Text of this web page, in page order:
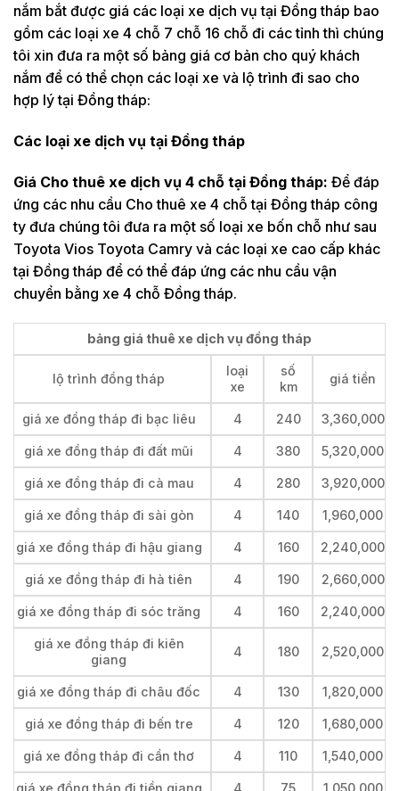
nắm bắt được giá các loại xe dịch vụ tại Đồng tháp bao
gồm các loại xe 4 chỗ 7 chỗ 16 chỗ đi các tỉnh thì chúng
tôi xin đưa ra một số bảng giá cơ bản cho quý khách
nắm để có thể chọn các loại xe và lộ trình đi sao cho
hợp lý tại Đồng tháp:
Các loại xe dịch vụ tại Đồng tháp
Giá Cho thuê xe dịch vụ 4 chỗ tại Đồng tháp: Để đáp
ứng các nhu cầu Cho thuê xe 4 chỗ tại Đồng tháp công
ty đưa chúng tôi đưa ra một số loại xe bốn chỗ như sau
Toyota Vios Toyota Camry và các loại xe cao cấp khác
tại Đồng tháp để có thể đáp ứng các nhu cầu vận
chuyển bằng xe 4 chỗ Đồng tháp.
bảng giá thuê xe dịch vụ đồng tháp
lộ trình đồng tháp
loại
xe
số
km
giá tiền
giá xe đồng tháp đi bạc liêu 4 240 3,360,000
giá xe đồng tháp đi đất mũi 4 380 5,320,000
giá xe đồng tháp đi cà mau 4 280 3,920,000
giá xe đồng tháp đi sài gòn 4 140 1,960,000
giá xe đồng tháp đi hậu giang 4 160 2,240,000
giá xe đồng tháp đi hà tiên 4 190 2,660,000
giá xe đồng tháp đi sóc trăng 4 160 2,240,000
giá xe đồng tháp đi kiên
giang
4 180 2,520,000
giá xe đồng tháp đi châu đốc 4 130 1,820,000
giá xe đồng tháp đi bến tre 4 120 1,680,000
giá xe đồng tháp đi cần thơ 4 110 1,540,000